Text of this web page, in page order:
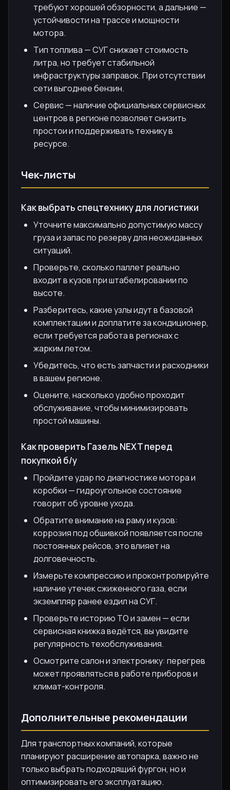
требуют хорошей обзорности, а дальние —
устойчивости на трассе и мощности
мотора.
Тип топлива — СУГ снижает стоимость
литра, но требует стабильной
инфраструктуры заправок. При отсутствии
сети выгоднее бензин.
Сервис — наличие официальных сервисных
центров в регионе позволяет снизить
простои и поддерживать технику в
ресурсе.
Чек-листы
Как выбрать спецтехнику для логистики
Уточните максимально допустимую массу
груза и запас по резерву для неожиданных
ситуаций.
Проверьте, сколько паллет реально
входит в кузов при штабелировании по
высоте.
Разберитесь, какие узлы идут в базовой
комплектации и доплатите за кондиционер,
если требуется работа в регионах с
жарким летом.
Убедитесь, что есть запчасти и расходники
в вашем регионе.
Оцените, насколько удобно проходит
обслуживание, чтобы минимизировать
простой машины.
Как проверить Газель NEXT перед
покупкой б/у
Пройдите удар по диагностике мотора и
коробки — гидроугольное состояние
говорит об уровне ухода.
Обратите внимание на раму и кузов:
коррозия под обшивкой появляется после
постоянных рейсов, это влияет на
долговечность.
Измерьте компрессию и проконтролируйте
наличие утечек сжиженного газа, если
экземпляр ранее ездил на СУГ.
Проверьте историю ТО и замен — если
сервисная книжка ведётся, вы увидите
регулярность техобслуживания.
Осмотрите салон и электронику: перегрев
может проявляться в работе приборов и
климат-контроля.
Дополнительные рекомендации
Для транспортных компаний, которые
планируют расширение автопарка, важно не
только выбрать подходящий фургон, но и
оптимизировать его эксплуатацию.